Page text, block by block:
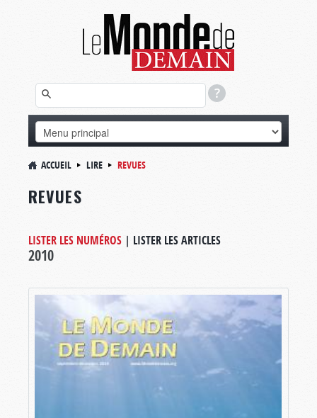
ACCUEIL LIRE REVUES
REVUES
LISTER LES NUMÉROS | LISTER LES ARTICLES
2010